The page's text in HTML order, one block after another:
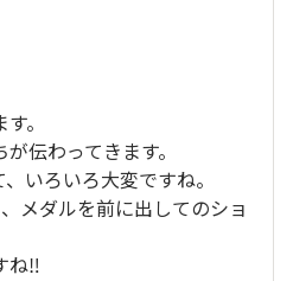
。
伝わってきます。
いろいろ大変ですね。
メダルを前に出してのショ
ね‼️